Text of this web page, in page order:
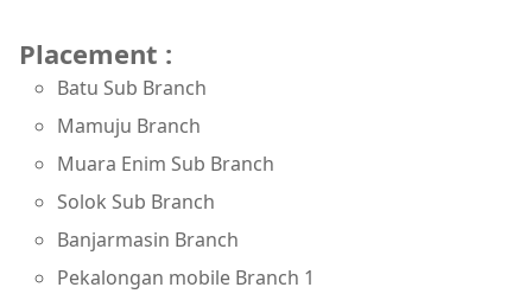
Placement :
Batu Sub Branch
Mamuju Branch
Muara Enim Sub Branch
Solok Sub Branch
Banjarmasin Branch
Pekalongan mobile Branch 1